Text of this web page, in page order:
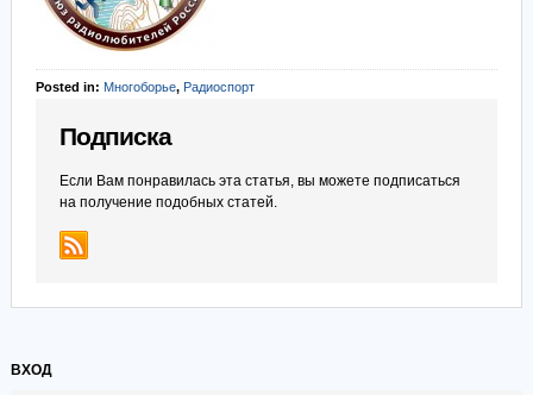
Posted in: Многоборье, Радиоспорт
Подписка
Если Вам понравилась эта статья, вы можете подписаться
на получение подобных статей.
ВХОД